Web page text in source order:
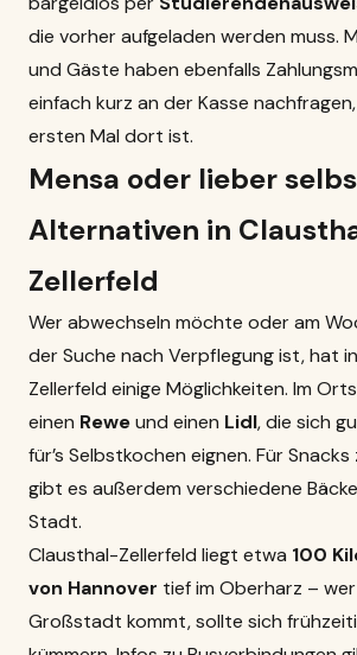
die vorher aufgeladen werden muss.
und Gäste haben ebenfalls
einfach kurz an der Kasse
ersten Mal dort ist.
Mensa oder lieber
Alternativen in
Zellerfeld
Wer abwechseln möchte oder am
der Suche nach Verpflegung ist, hat
Zellerfeld einige Möglichkeiten. Im
einen Reweund einen Lidl, die sich
für’s Selbstkochen eignen. Für
gibt es außerdem verschiedene
Stadt.
Clausthal-Zellerfeld liegt etwa 100
von Hannover tief im Oberharz –
Großstadt kommt, sollte sich